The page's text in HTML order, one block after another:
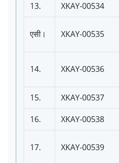
13.
XKAY-00534
एसी। XKAY-00535
14. XKAY-00536
15.
XKAY-00537
16.
XKAY-00538
17. XKAY-00539